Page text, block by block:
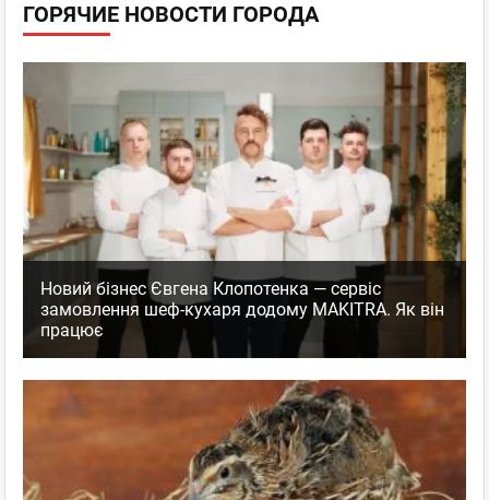
ГОРЯЧИЕ НОВОСТИ ГОРОДА
Новий бізнес Євгена Клопотенка — сервіс
замовлення шеф-кухаря додому MAKITRA. Як він
працює